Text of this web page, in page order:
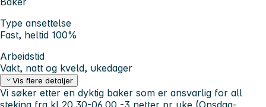
Type ansettelse
Fast, heltid 100%
Arbeidstid
Vakt, natt og kveld, ukedager
Vis flere detaljer
Vi søker etter en dyktig baker som er ansvarlig for all